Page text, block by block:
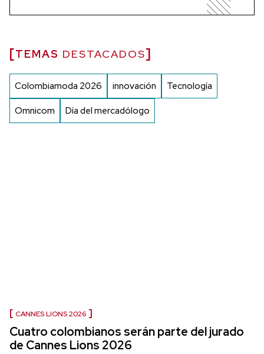
TEMAS DESTACADOS
Colombiamoda 2026 innovación Tecnología
Omnicom Día del mercadólogo
CANNES LIONS 2026
Cuatro colombianos serán parte del jurado
de Cannes Lions 2026